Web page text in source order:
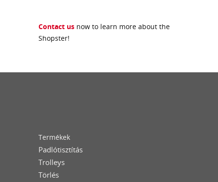
Contact us now to learn more about the
Shopster!
Termékek
Padlótisztítás
Trolleys
Törlés